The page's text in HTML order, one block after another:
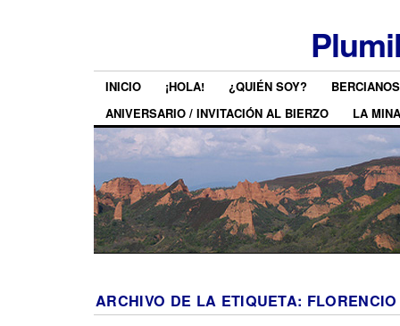
INICIO ¡HOLA! ¿QUIÉN SOY?
ANIVERSARIO / INVITACIÓN AL BIERZO
LA MINA
ARCHIVO DE LA ETIQUETA: